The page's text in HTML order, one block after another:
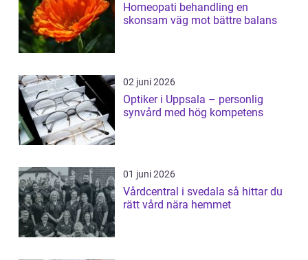
Homeopati behandling en
skonsam väg mot bättre balans
02 juni 2026
Optiker i Uppsala – personlig
synvård med hög kompetens
01 juni 2026
Vårdcentral i svedala så hittar du
rätt vård nära hemmet